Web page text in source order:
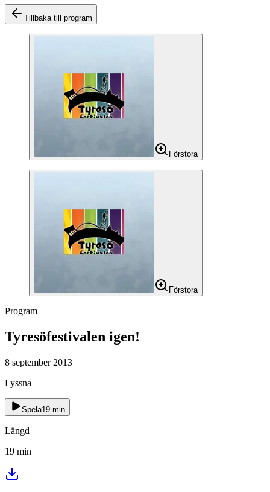
Tillbaka till program
Förstora
Förstora
Program
Tyresöfestivalen igen!
8 september 2013
Lyssna
Spela19 min
Längd
19 min